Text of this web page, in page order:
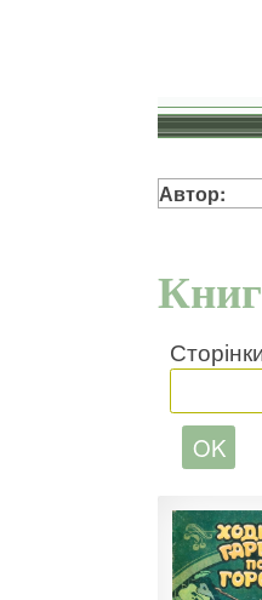
Автор: